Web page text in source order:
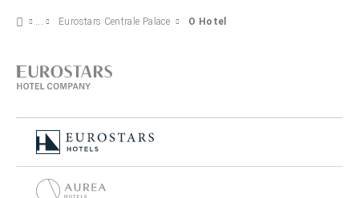
Eurostars Centrale Palace O Hotel